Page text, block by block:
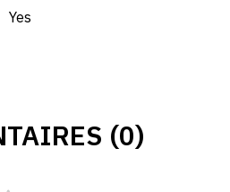
Yes
(0)